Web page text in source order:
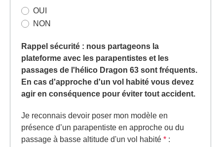
OUI
NON
Rappel sécurité : nous partageons la
plateforme avec les parapentistes et les
passages de l'hélico Dragon 63 sont fréquents.
En cas d'approche d'un vol habité vous devez
agir en conséquence pour éviter tout accident.
Je reconnais devoir poser mon modèle en
présence d’un parapentiste en approche ou du
passage à basse altitude d'un vol habité * :